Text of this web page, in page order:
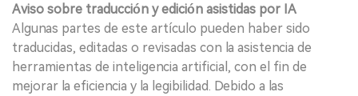
Aviso sobre traducción y edición asistidas por IA
Algunas partes de este artículo pueden haber sido
traducidas, editadas o revisadas con la asistencia de
herramientas de inteligencia artificial, con el fin de
mejorar la eficiencia y la legibilidad. Debido a las